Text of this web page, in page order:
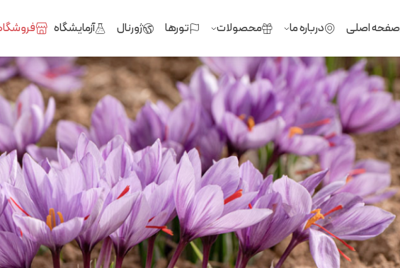
صفحه اصلی درباره ما محصولات تورها ژورنال آزمایشگاه